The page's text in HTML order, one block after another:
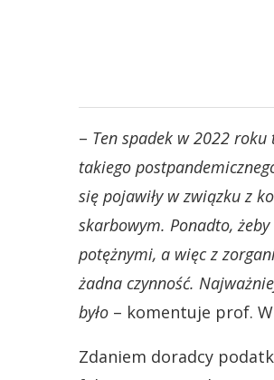
– Ten spadek w 2022
takiego
się pojawiły w związku z
skarbowym. Ponadto,
potężnymi, a więc z
żadna czynność.
było – komentuje prof.
Zdaniem doradcy